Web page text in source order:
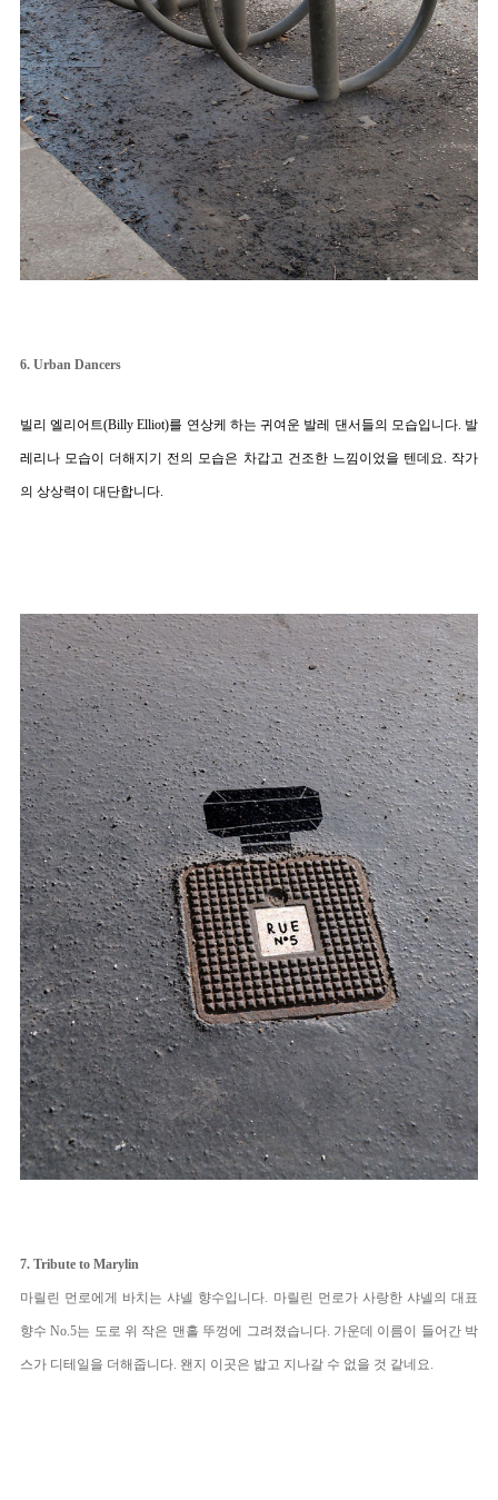
6. Urban Dancers
빌리 엘리어트(Billy Elliot)를 연상케 하는 귀여운 발레 댄서들의 모습입니다. 발
레리나 모습이 더해지기 전의 모습은 차갑고 건조한 느낌이었을 텐데요. 작가
의 상상력이 대단합니다.
7. Tribute to Marylin
마릴린 먼로에게 바치는 샤넬 향수입니다. 마릴린 먼로가 사랑한 샤넬의 대표
향수 No.5는 도로 위 작은 맨홀 뚜껑에 그려졌습니다. 가운데 이름이 들어간 박
스가 디테일을 더해줍니다. 왠지 이곳은 밟고 지나갈 수 없을 것 같네요.